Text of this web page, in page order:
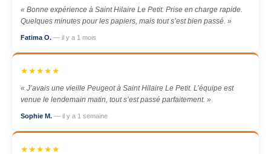
« Bonne expérience à Saint Hilaire Le Petit. Prise en charge rapide.
Quelques minutes pour les papiers, mais tout s’est bien passé. »
Fatima O. — il y a 1 mois
★★★★★
« J’avais une vieille Peugeot à Saint Hilaire Le Petit. L’équipe est
venue le lendemain matin, tout s’est passé parfaitement. »
Sophie M. — il y a 1 semaine
★★★★★